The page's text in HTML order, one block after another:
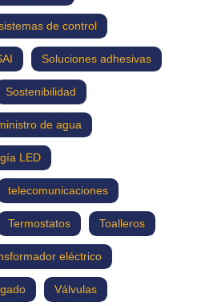
de control
Soluciones adhesivas
Sostenibilidad
de agua
LED
telecomunicaciones
Termostatos Toalleros
eléctrico
Válvulas